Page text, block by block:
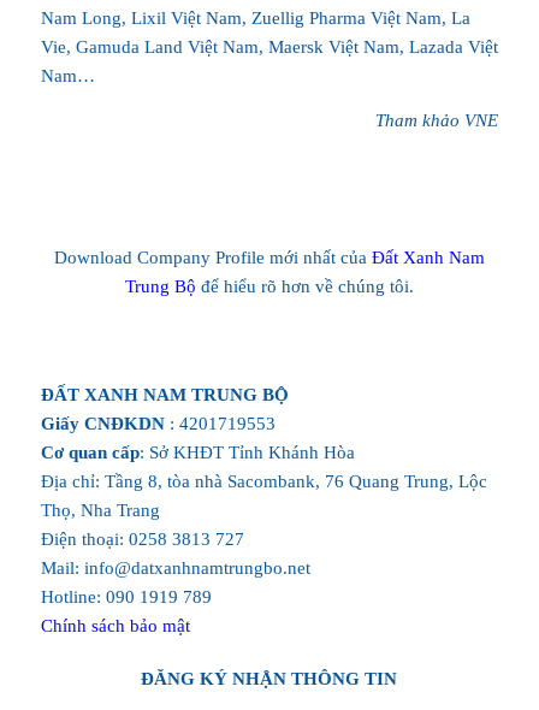
Nam Long, Lixil Việt Nam, Zuellig Pharma Việt Nam, La
Vie, Gamuda Land Việt Nam, Maersk Việt Nam, Lazada Việt
Nam…
Tham khảo VNE
Download Company Profile mới nhất của Đất Xanh Nam
Trung Bộ để hiểu rõ hơn về chúng tôi.
ĐẤT XANH NAM TRUNG BỘ
Giấy CNĐKDN: 4201719553
Cơ quan cấp: Sở KHĐT Tỉnh Khánh Hòa
Địa chỉ: Tầng 8, tòa nhà Sacombank, 76 Quang Trung, Lộc
Thọ, Nha Trang
Điện thoại: 0258 3813 727
Mail: info@datxanhnamtrungbo.net
Hotline: 090 1919 789
Chính sách bảo mật
ĐĂNG KÝ NHẬN THÔNG TIN